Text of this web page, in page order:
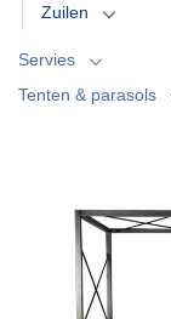
Zuilen
Servies
Tenten & parasols